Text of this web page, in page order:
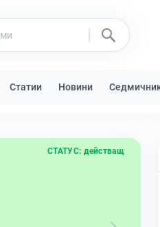
Статии Новини
СТАТУС: действащ